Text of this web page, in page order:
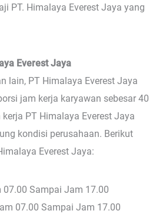
PT. Himalaya Everest Jaya yang
Everest Jaya
lain, PT Himalaya Everest Jaya
jam kerja karyawan sebesar 40
PT Himalaya Everest Jaya
kondisi perusahaan. Berikut
Everest Jaya:
07.00 Sampai Jam 17.00
07.00 Sampai Jam 17.00